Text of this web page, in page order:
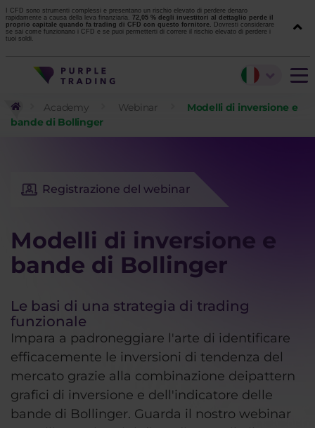
I CFD sono strumenti complessi e presentano un rischio elevato di perdere denaro
rapidamente a causa della leva finanziaria. 72,05 % degli investitori al dettaglio perde il
proprio capitale quando fa trading di CFD con questo fornitore. Dovresti considerare
se sai come funzionano i CFD e se puoi permetterti di correre il rischio elevato di perdere i
tuoi soldi.
Academy Webinar
Modelli di inversione e
bande di Bollinger
Registrazione del webinar
Modelli di inversione e
bande di Bollinger
Le basi di una strategia di trading
funzionale
Impara a padroneggiare l'arte di identificare
efficacemente le inversioni di tendenza del
mercato grazie alla combinazione deipattern
grafici di inversione e dell'indicatore delle
bande di Bollinger. Guarda il nostro webinar